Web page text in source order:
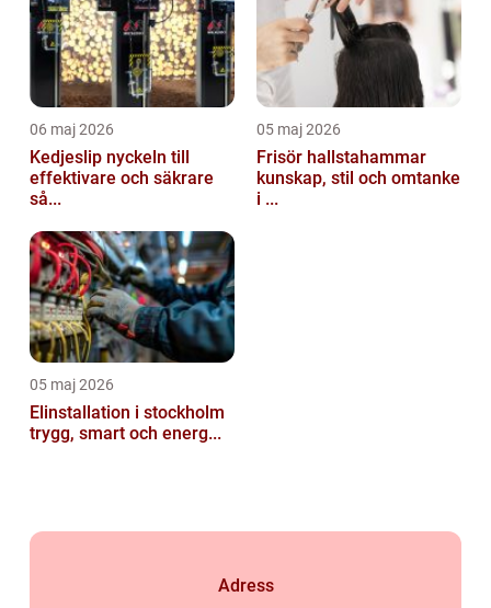
06 maj 2026
Kedjeslip nyckeln till
effektivare och säkrare
så...
05 maj 2026
Frisör hallstahammar
kunskap, stil och omtanke
i ...
05 maj 2026
Elinstallation i stockholm
trygg, smart och energ...
Adress